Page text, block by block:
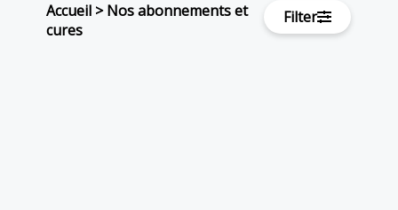
Accueil >Nos abonnements et
cures
Filter